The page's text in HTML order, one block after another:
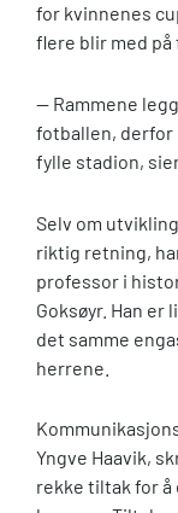
for kvinnenes
flere blir med på
— Rammene
fotballen, derfor
fylle stadion,
Selv om
riktig retning,
professor i
Goksøyr. Han
det samme
herrene.
Yngve Haavik,
rekke tiltak for å